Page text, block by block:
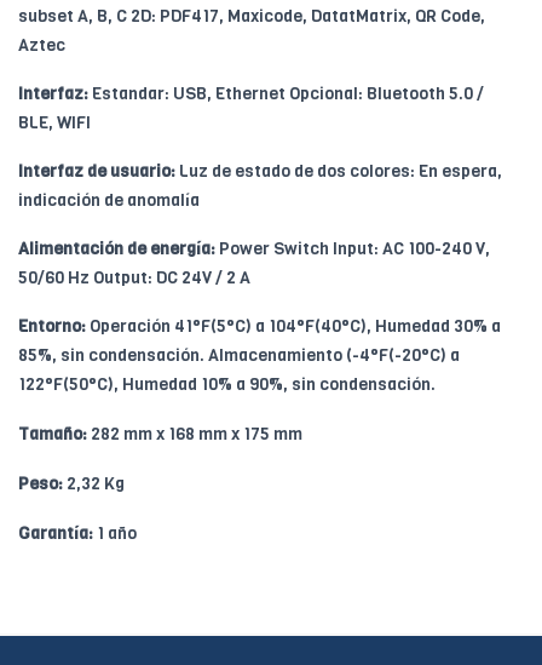
subset A, B, C 2D: PDF417, Maxicode, DatatMatrix, QR Code,
Aztec
Interfaz: Estandar: USB, Ethernet Opcional: Bluetooth 5.0 /
BLE, WIFI
Interfaz de usuario: Luz de estado de dos colores: En espera,
indicación de anomalía
Alimentación de energía: Power Switch Input: AC 100-240 V,
50/60 Hz Output: DC 24V / 2 A
Entorno: Operación 41°F(5°C) a 104°F(40°C), Humedad 30% a
85%, sin condensación. Almacenamiento (-4°F(-20°C) a
122°F(50°C), Humedad 10% a 90%, sin condensación.
Tamaño: 282 mm x 168 mm x 175 mm
Peso: 2,32 Kg
Garantía: 1 año